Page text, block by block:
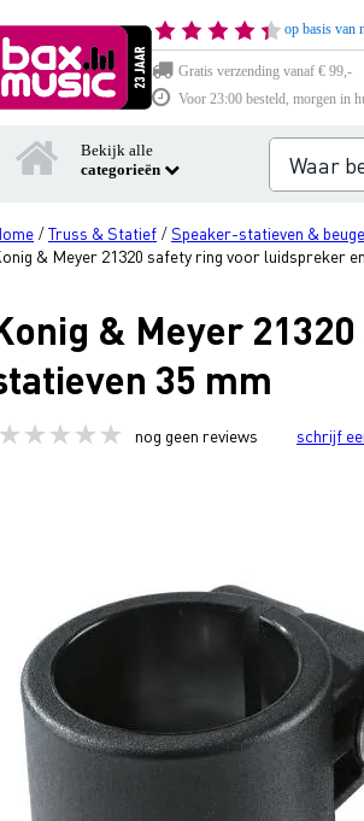
op basis van
Gratis verzending vanaf € 99,-
Voor 23:00 besteld, morgen in
Bekijk alle
categorieën
/Truss & Statief /Speaker-statieven &
& Meyer 21320 safety ring voor luidspreker
& Meyer
35 mm
nog geen reviews schrijf